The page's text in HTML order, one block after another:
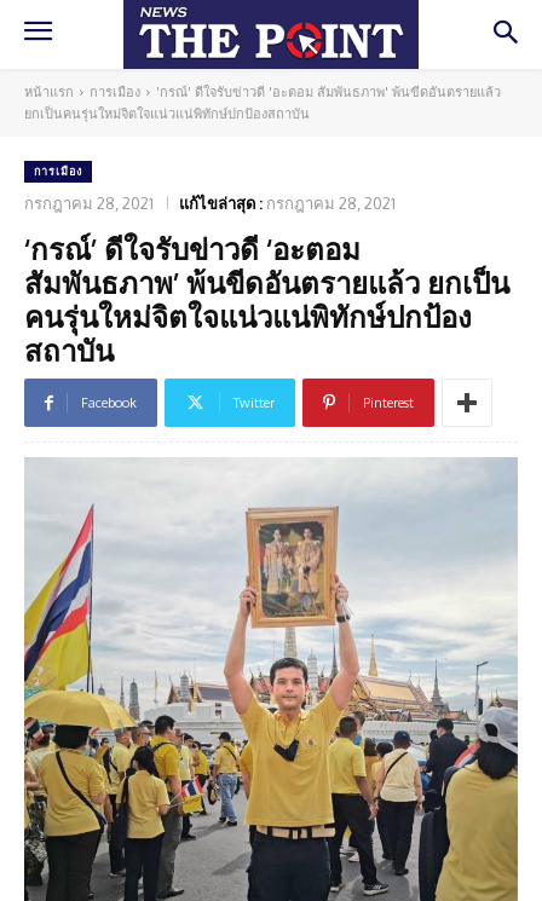
หน้าแรก การเมือง
'กรณ์' ดีใจรับข่าวดี 'อะตอม สัมพันธภาพ' พ้นขีดอันตรายแล้ว
ยกเป็นคนรุ่นใหม่จิตใจแน่วแน่พิทักษ์ปกป้องสถาบัน
การเมือง
กรกฎาคม 28, 2021 แก้ไขล่าสุด : กรกฎาคม 28, 2021
‘กรณ์’ ดีใจรับข่าวดี ‘อะตอม
สัมพันธภาพ’ พ้นขีดอันตรายแล้ว ยกเป็น
คนรุ่นใหม่จิตใจแน่วแน่พิทักษ์ปกป้อง
สถาบัน
Facebook Twitter Pinterest